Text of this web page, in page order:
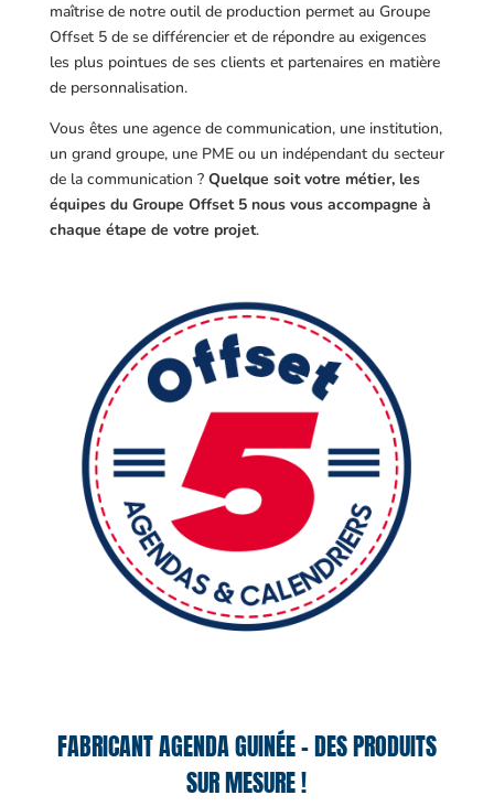
maîtrise de notre outil de production permet au Groupe
Offset 5 de se différencier et de répondre au exigences
les plus pointues de ses clients et partenaires en matière
de personnalisation.
Vous êtes une agence de communication, une institution,
un grand groupe, une PME ou un indépendant du secteur
de la communication ? Quelque soit votre métier, les
équipes du Groupe Offset 5 nous vous accompagne à
chaque étape de votre projet.
FABRICANT AGENDA GUINÉE – DES PRODUITS
SUR MESURE !